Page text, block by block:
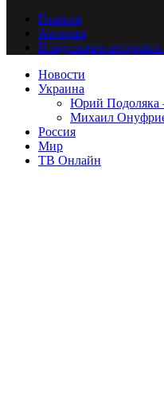
Главная
Авторам
Владельцам
Новости
Украина
Юрий
Михаил
Россия
Мир
ТВ Онлайн